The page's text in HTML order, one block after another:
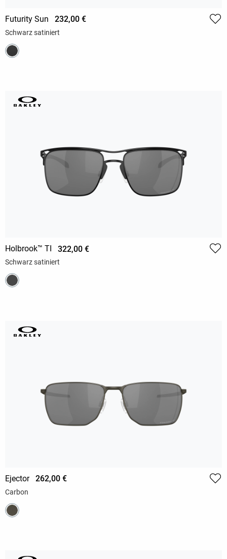
Futurity Sun 232,00 €
Schwarz satiniert
Holbrook™ TI 322,00 €
Schwarz satiniert
Ejector 262,00 €
Carbon